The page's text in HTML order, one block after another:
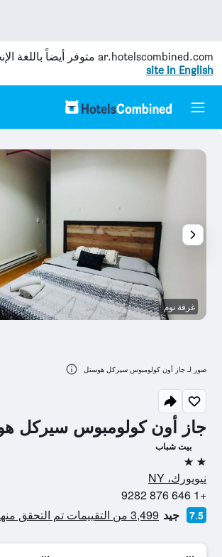
ar.hotelscombined.com متوفر أيضاً باللغة
site in English
جاز أون كولومبوس سيركل
بيت شباب
2 نجمتين
نيويورك، NY
+1 646 876 9282
7.5 جيد 3,499 من التقييمات تم التحقق منها
غرفة نوم
صور لـ جاز أون كولومبوس سيركل هوستل